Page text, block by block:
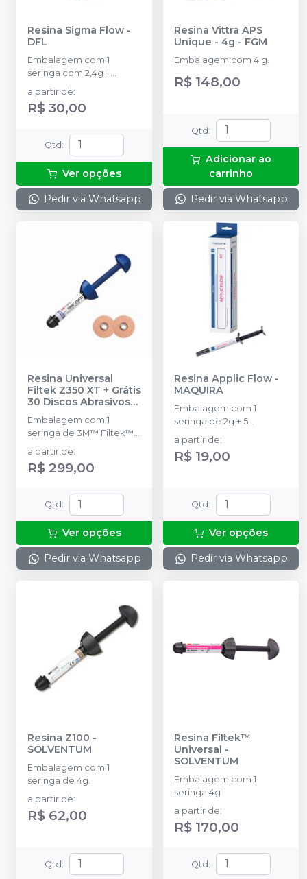
Resina Sigma Flow -
DFL
Embalagem com 1
seringa com 2,4g +
pontas aplicadoras.
a partir de:
R$ 30,00
Qtd :
Ver opções
Pedir via Whatsapp
Resina Vittra APS
Unique - 4g - FGM
Embalagem com 4 g.
R$ 148,00
Qtd :
Adicionar ao
carrinho
Pedir via Whatsapp
Resina Universal
Filtek Z350 XT + Grátis
30 Discos Abrasivos
Sof-Lex Pop-On
4931G-SOLVENTUM
Embalagem com 1
seringa de 3M™ Filtek™
Z350 XT de 4g; 30 Discos
de 3M™ Sof-Lex™ Pop-
On 4931G.
a partir de:
R$ 299,00
Qtd :
Ver opções
Pedir via Whatsapp
Resina Applic Flow -
MAQUIRA
Embalagem com 1
seringa de 2g + 5
ponteiras.
a partir de:
R$ 19,00
Qtd :
Ver opções
Pedir via Whatsapp
Resina Z100 -
SOLVENTUM
Embalagem com 1
seringa de 4g.
a partir de:
R$ 62,00
Qtd:
Resina Filtek™
Universal -
SOLVENTUM
Embalagem com 1
seringa 4g
a partir de:
R$ 170,00
Qtd: